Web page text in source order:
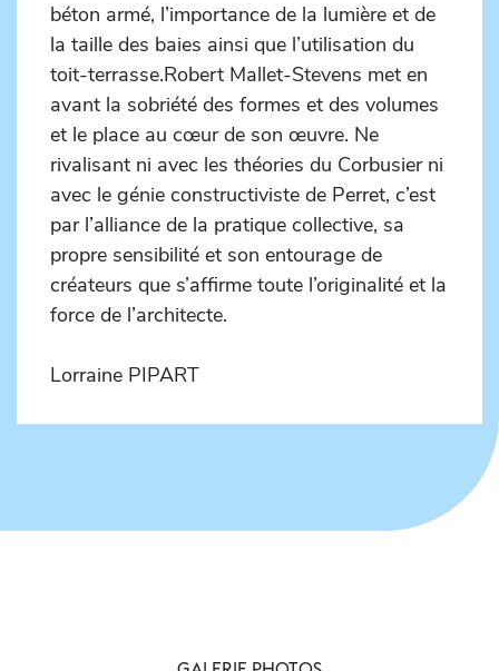
béton armé, l’importance de la lumière et de
la taille des baies ainsi que l’utilisation du
toit-terrasse.Robert Mallet-Stevens met en
avant la sobriété des formes et des volumes
et le place au cœur de son œuvre. Ne
rivalisant ni avec les théories du Corbusier ni
avec le génie constructiviste de Perret, c’est
par l’alliance de la pratique collective, sa
propre sensibilité et son entourage de
créateurs que s’affirme toute l’originalité et la
force de l’architecte.
Lorraine PIPART